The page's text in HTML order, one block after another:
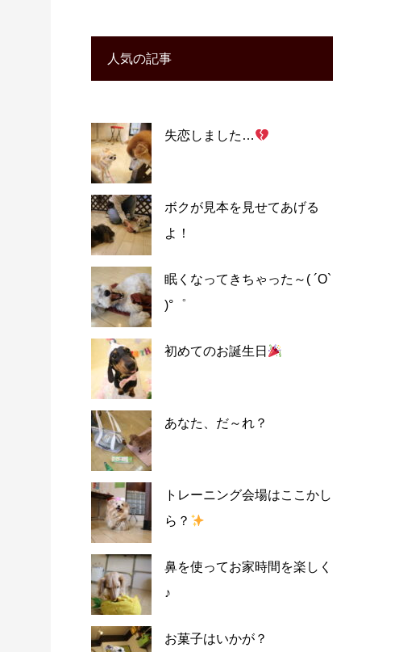
人気の記事
失恋しました…
ボクが見本を見せてあげる
よ！
眠くなってきちゃった～( ´O`
)°゜
初めてのお誕生日
あなた、だ～れ？
トレーニング会場はここかし
ら？
鼻を使ってお家時間を楽しく
♪
お菓子はいかが？